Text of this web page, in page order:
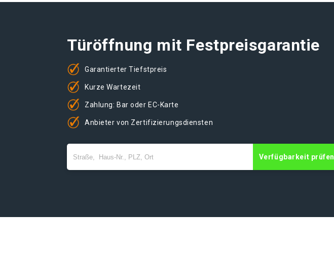
Türöffnung mit Festpreisgarantie
Garantierter Tiefstpreis
Kurze Wartezeit
Zahlung: Bar oder EC-Karte
Anbieter von Zertifizierungsdiensten
Verfügbarkeit prüfen